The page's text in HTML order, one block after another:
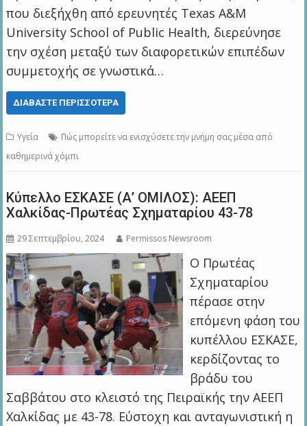
που διεξήχθη από ερευνητές Texas A&M
University School of Public Health, διερεύνησε
την σχέση μεταξύ των διαφορετικών επιπέδων
συμμετοχής σε γνωστικά…
ΔΙΑΒΆΣΤΕ ΠΕΡΙΣΣΌΤΕΡΑ
Υγεία
Πώς μπορείτε να ενισχύσετε την μνήμη σας μέσα από
καθημερινά χόμπι
Κύπελλο ΕΣΚΑΣΕ (Α’ ΟΜΙΛΟΣ): ΑΕΕΠ
Χαλκίδας-Πρωτέας Σχηματαρίου 43-78
29 Σεπτεμβρίου, 2024 Permissos Newsroom
Ο Πρωτέας
Σχηματαρίου
πέρασε στην
επόμενη φάση του
κυπέλλου ΕΣΚΑΣΕ,
κερδίζοντας το
βράδυ του
Σαββάτου στο κλειστό της Πειραϊκής την ΑΕΕΠ
Χαλκίδας με 43-78. Εύστοχη και ανταγωνιστική η